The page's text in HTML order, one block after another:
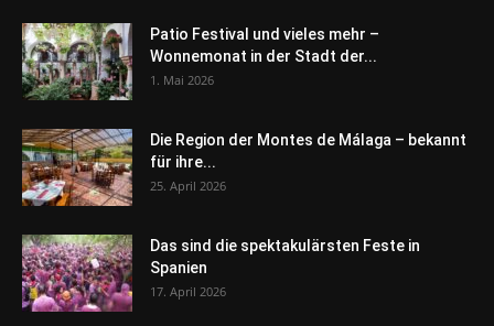
Patio Festival und vieles mehr –
Wonnemonat in der Stadt der...
1. Mai 2026
Die Region der Montes de Málaga – bekannt
für ihre...
25. April 2026
Das sind die spektakulärsten Feste in
Spanien
17. April 2026